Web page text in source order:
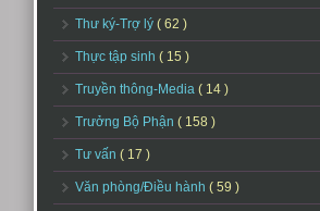
Thư ký-Trợ lý ( 62 )
Thực tập sinh ( 15 )
Truyền thông-Media ( 14 )
Trưởng Bộ Phận ( 158 )
Tư vấn ( 17 )
Văn phòng/Điều hành ( 59 )